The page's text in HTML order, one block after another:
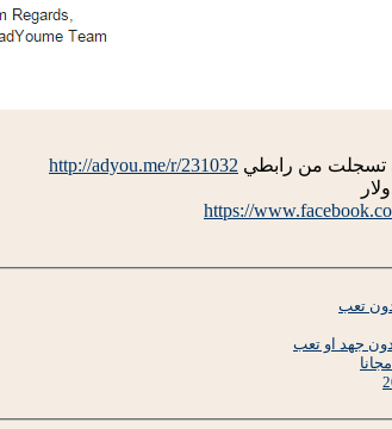
تسجلت من رابطي http://adyou.me/r/231032
https://